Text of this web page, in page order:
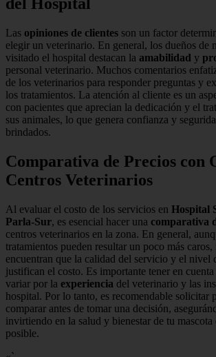
del Hospital
Las opiniones de clientes son un factor
elegir un veterinario. En general, los dueños de
visitado el hospital destacan la amabilidad y
personal veterinario. Muchos comentarios
de los veterinarios para responder preguntas y
los tratamientos. La atención al cliente es un
con pacientes que aprecian la dedicación y el
sus animales, lo que genera confianza y
brindados.
Comparativa de Precios con
Centros Veterinarios
Al evaluar el costo de los servicios en Hospital
Parla-Sur, es esencial hacer una comparativa
centros veterinarios en la zona. En general,
tratamientos pueden resultar un poco más
encuentran que la calidad del servicio y el nivel
justifican el costo. Es importante tener en
variar por la experiencia del veterinario y las
hospital. Por lo tanto, es recomendable solicitar
comparar antes de tomar una decisión,
invirtiendo en la salud y bienestar de tu mascota
posible.